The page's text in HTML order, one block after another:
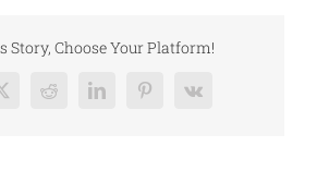
Story, Choose Your Platform!
X RedditLinkedInPinterest
Vk